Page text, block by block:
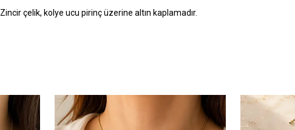
Zincir çelik, kolye ucu pirinç üzerine altın kaplamadır.